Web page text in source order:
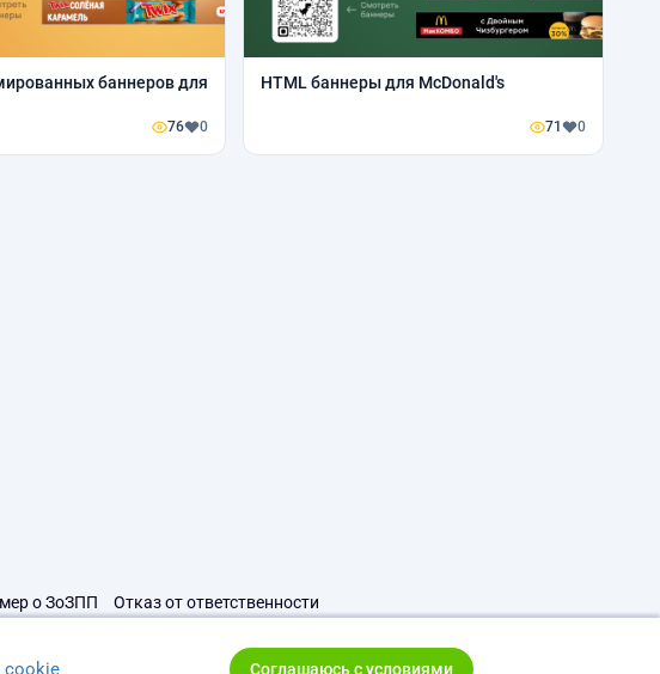
баннеров для
76 0
HTML баннеры для McDonald's
71 0
о ЗоЗПП Отказ от ответственности
cookie Соглашаюсь с условиями